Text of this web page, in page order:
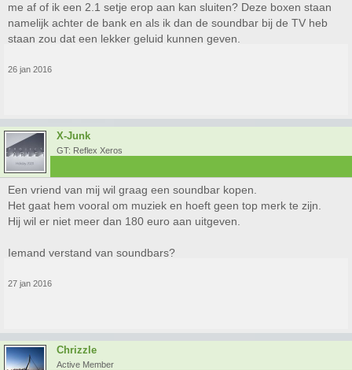
me af of ik een 2.1 setje erop aan kan sluiten? Deze boxen staan
namelijk achter de bank en als ik dan de soundbar bij de TV heb
staan zou dat een lekker geluid kunnen geven.
26 jan 2016
X-Junk
GT: Reflex Xeros
Een vriend van mij wil graag een soundbar kopen.
Het gaat hem vooral om muziek en hoeft geen top merk te zijn.
Hij wil er niet meer dan 180 euro aan uitgeven.
Iemand verstand van soundbars?
27 jan 2016
Chrizzle
Active Member